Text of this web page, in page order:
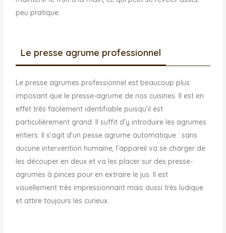
peu pratique.
Le presse agrume professionnel
Le presse agrumes professionnel est beaucoup plus
imposant que le presse-agrume de nos cuisines. Il est en
effet très facilement identifiable puisqu’il est
particulièrement grand. Il suffit d’y introduire les agrumes
entiers. Il s’agit d’un pesse agrume automatique : sans
aucune intervention humaine, l’appareil va se charger de
les découper en deux et va les placer sur des presse-
agrumes à pinces pour en extraire le jus. Il est
visuellement très impressionnant mais aussi très ludique
et attire toujours les curieux.